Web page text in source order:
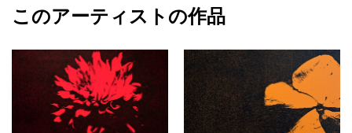
カラー
ブラック
ジャンル
花・植物
配送目安
二週間以内
中の風景の曖昧さを可視化する。
点描という反復と時間を要する手法を通して、風景の持つ構造と
は、静止した画面の中に時間の流れと空気の存在を定着させるこ
とを目的としている。
文蔵
このアーティストの作品